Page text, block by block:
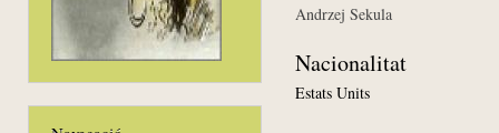
Andrzej Sekula
Nacionalitat
Estats Units